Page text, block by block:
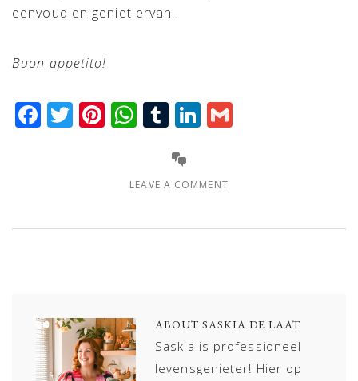
eenvoud en geniet ervan.
Buon appetito!
Facebook
Twitter
Pinterest
WhatsApp
TumblrLinkedIn
LEAVE A COMMENT
ABOUT SASKIA DE LAAT
Saskia is professioneel
levensgenieter! Hier op